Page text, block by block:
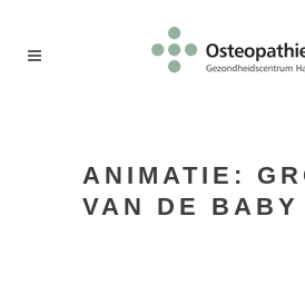
ANIMATIE:
VAN DE BABY